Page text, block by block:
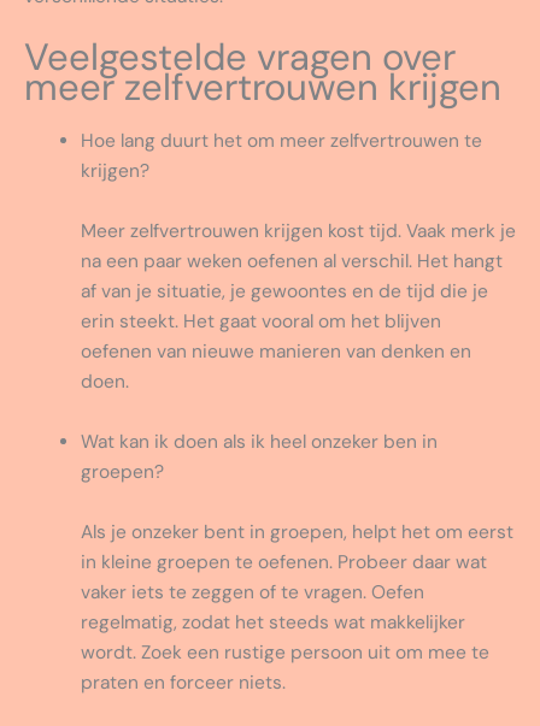
Veelgestelde vragen over
meer zelfvertrouwen krijgen
Hoe lang duurt het om meer zelfvertrouwen te
krijgen?
Meer zelfvertrouwen krijgen kost tijd. Vaak merk je
na een paar weken oefenen al verschil. Het hangt
af van je situatie, je gewoontes en de tijd die je
erin steekt. Het gaat vooral om het blijven
oefenen van nieuwe manieren van denken en
doen.
Wat kan ik doen als ik heel onzeker ben in
groepen?
Als je onzeker bent in groepen, helpt het om eerst
in kleine groepen te oefenen. Probeer daar wat
vaker iets te zeggen of te vragen. Oefen
regelmatig, zodat het steeds wat makkelijker
wordt. Zoek een rustige persoon uit om mee te
praten en forceer niets.